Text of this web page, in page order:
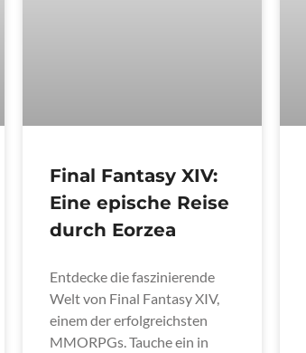
Final Fantasy XIV:
Eine epische Reise
durch Eorzea
Entdecke die faszinierende
Welt von Final Fantasy XIV,
einem der erfolgreichsten
MMORPGs. Tauche ein in